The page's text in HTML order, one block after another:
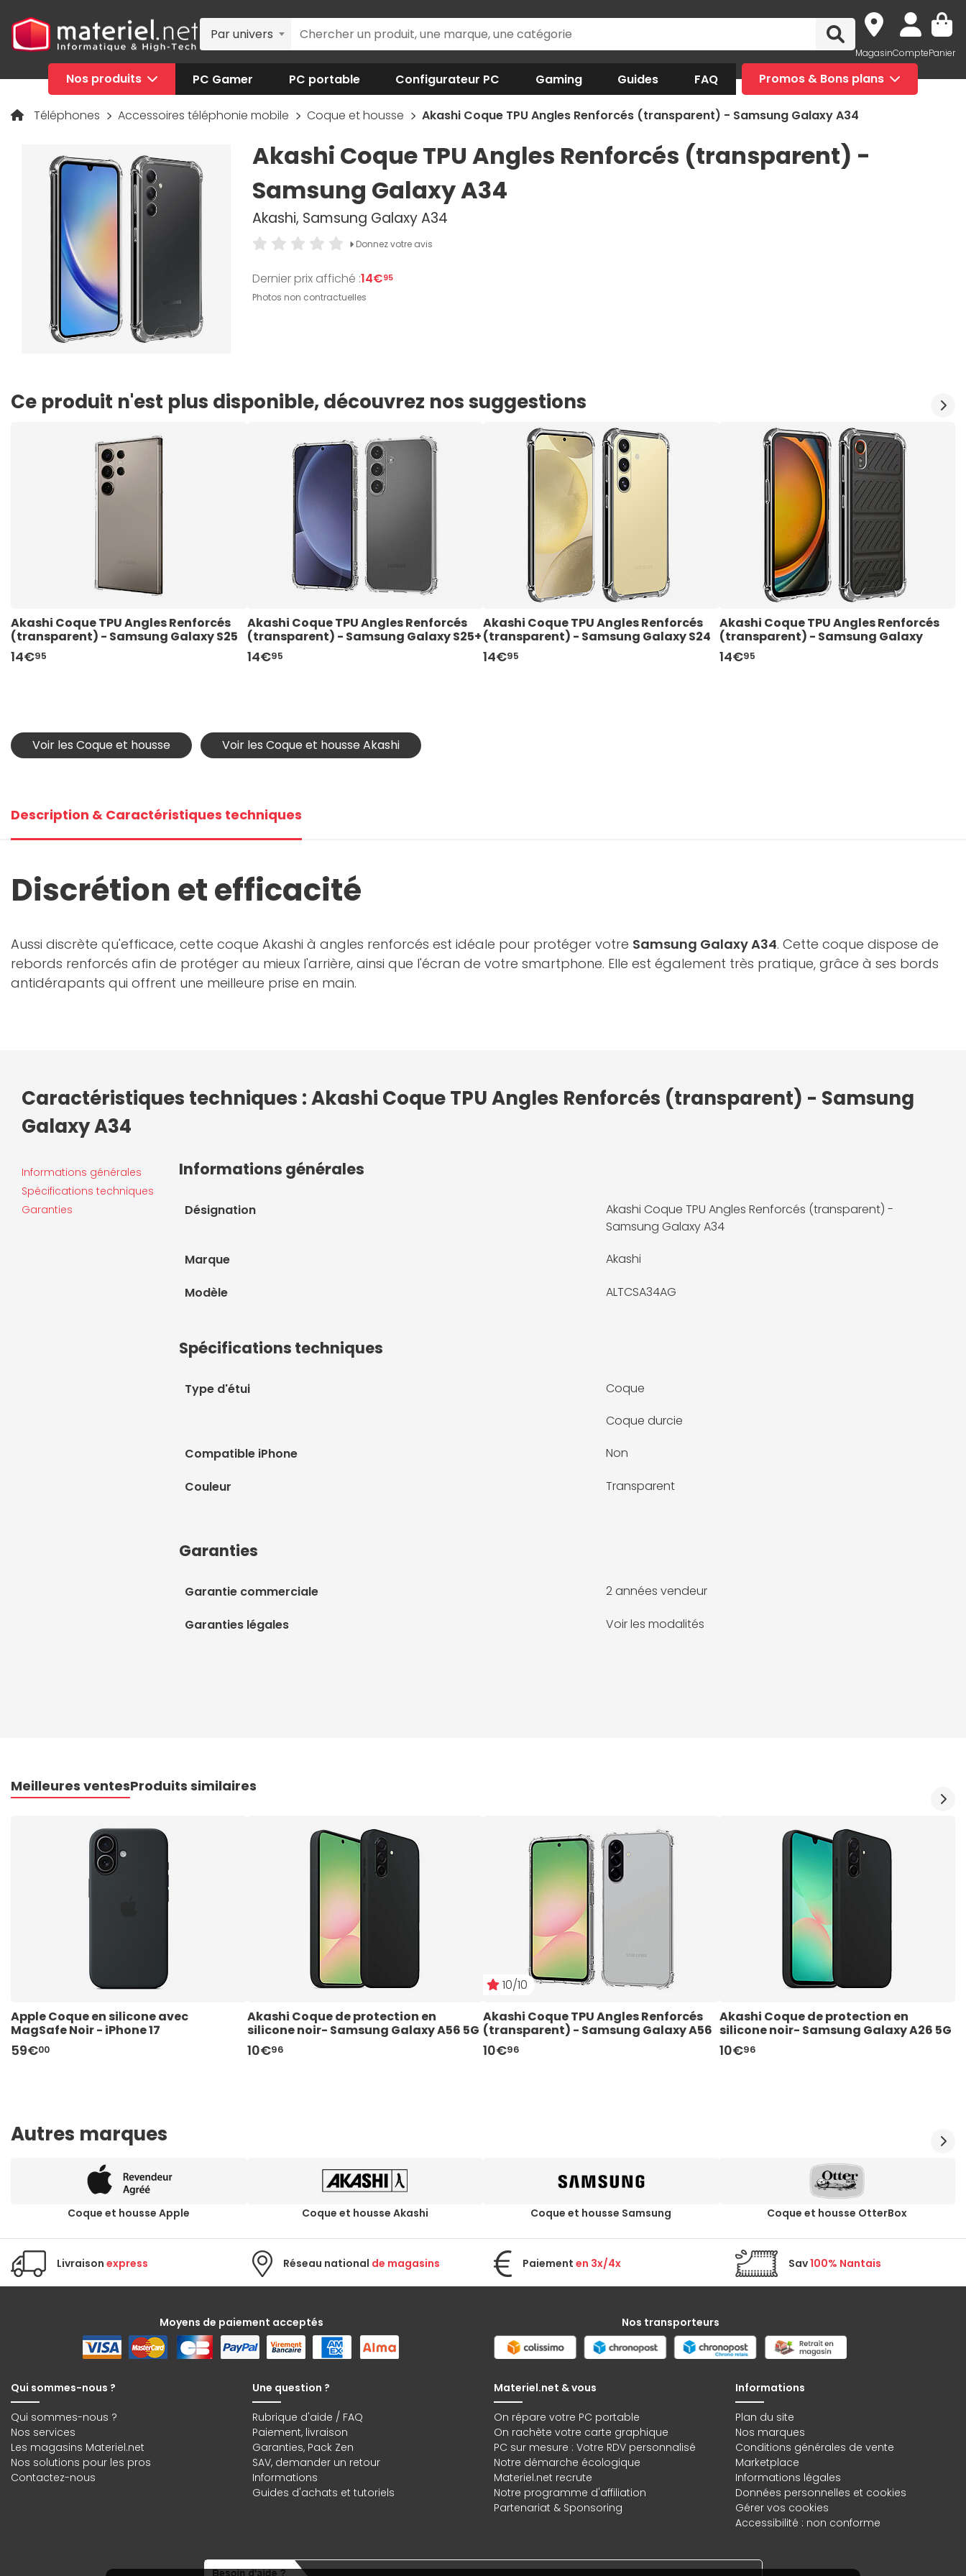
Par univers
MagasinComptePanier
Nos produits PC Gamer PC portable Configurateur PC Gaming Guides FAQ Promos & Bons plans
Téléphones Accessoires téléphonie mobile Coque et housse Akashi Coque TPU Angles Renforcés (transparent) - Samsung Galaxy A34
Akashi Coque TPU Angles Renforcés (transparent) -
Samsung Galaxy A34
Akashi, Samsung Galaxy A34
Donnez votre avis
Dernier prix affiché :14€95
Photos non contractuelles
Ce produit n'est plus disponible, découvrez nos suggestions
Akashi Coque TPU Angles Renforcés
(transparent) - Samsung Galaxy S25
Ultra
14€95
Akashi Coque TPU Angles Renforcés
(transparent) - Samsung Galaxy S25+
14€95
Akashi Coque TPU Angles Renforcés
(transparent) - Samsung Galaxy S24
FE
14€95
Akashi Coque TPU Angles Renforcés
(transparent) - Samsung Galaxy
Xcover7
14€95
Voir les Coque et housse Voir les Coque et housse Akashi
Description & Caractéristiques techniques
Discrétion et efficacité
Aussi discrète qu'efficace, cette coque Akashi à angles renforcés est idéale pour protéger votre Samsung Galaxy A34. Cette coque dispose de
rebords renforcés afin de protéger au mieux l'arrière, ainsi que l'écran de votre smartphone. Elle est également très pratique, grâce à ses bords
antidérapants qui offrent une meilleure prise en main.
Caractéristiques techniques : Akashi Coque TPU Angles Renforcés (transparent) - Samsung
Galaxy A34
Informations générales
Spécifications techniques
Garanties
Informations générales
Désignation
Akashi Coque TPU Angles Renforcés (transparent) -
Samsung Galaxy A34
Marque
Akashi
Modèle ALTCSA34AG
Spécifications techniques
Type d'étui
Coque
Coque durcie
Compatible iPhone
Non
Couleur Transparent
Garanties
Garantie commerciale 2 années vendeur
Garanties légales Voir les modalités
Meilleures ventesProduits similaires
Apple Coque en silicone avec
MagSafe Noir - iPhone 17
59€00
Akashi Coque de protection en
silicone noir- Samsung Galaxy A56 5G
10€96
10/10
Akashi Coque TPU Angles Renforcés
(transparent) - Samsung Galaxy A56
10€96
Akashi Coque de protection en
silicone noir- Samsung Galaxy A26 5G
10€96
Autres marques
Coque et housse Apple Coque et housse Akashi Coque et housse Samsung Coque et housse OtterBox
Livraison express Réseau national de magasins Paiement en 3x/4x Sav100% Nantais
Moyens de paiement acceptés Nos transporteurs
Qui sommes-nous ?
Qui sommes-nous ?
Nos services
Les magasins Materiel.net
Nos solutions pour les pros
Contactez-nous
Une question ?
Rubrique d'aide / FAQ
Paiement, livraison
Garanties, Pack Zen
SAV, demander un retour
Informations
Guides d'achats et tutoriels
Materiel.net & vous
On répare votre PC portable
On rachète votre carte graphique
PC sur mesure : Votre RDV personnalisé
Notre démarche écologique
Materiel.net recrute
Notre programme d'affiliation
Partenariat & Sponsoring
Informations
Plan du site
Nos marques
Conditions générales de vente
Marketplace
Informations légales
Données personnelles et cookies
Gérer vos cookies
Accessibilité : non conforme